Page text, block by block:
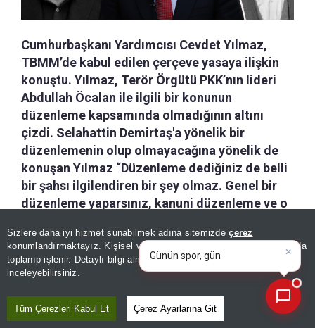
Sizlere daha iyi hizmet sunabilmek adına sitemizdeçerez
konumlandırmaktayız. Kişisel verileriniz, KVKK ve GDPR kapsamında
toplanıp işlenir. Detaylı bilgi almak içinAydınlatma Metnimizi
inceleyebilirsiniz.
Tüm Çerezleri Kabul Et Çerez Ayarlarına Git
Cumhurbaşkanı Yardımcısı Cevdet Yılmaz,
TBMM’de kabul edilen çerçeve yasaya ilişkin
konuştu. Yılmaz, Terör Örgütü PKK’nın lideri
Abdullah Öcalan ile ilgili bir konunun
düzenleme kapsamında olmadığının altını
çizdi. Selahattin Demirtaş'a yönelik bir
düzenlemenin olup olmayacağına yönelik de
konuşan Yılmaz “Düzenleme dediğiniz de belli
bir şahsı ilgilendiren bir şey olmaz. Genel bir
düzenleme yaparsınız, kanuni düzenleme ve o
istifade eder” dedi.
Milli Dayanışma ve Toplumsal Bütünleşmenin
×
Günün spor, gündem ve
ekonomi gelişmelerini analiz